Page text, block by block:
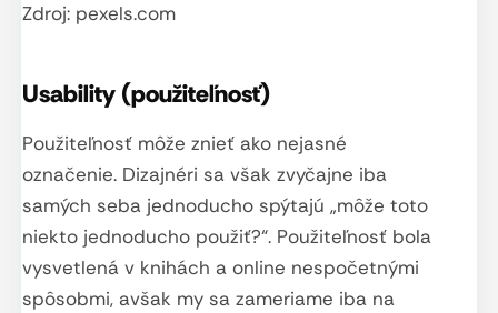
Zdroj: pexels.com
Usability (použiteľnosť)
Použiteľnosť môže znieť ako nejasné
označenie. Dizajnéri sa však zvyčajne iba
samých seba jednoducho spýtajú „môže toto
niekto jednoducho použiť?“. Použiteľnosť bola
vysvetlená v knihách a online nespočetnými
spôsobmi, avšak my sa zameriame iba na